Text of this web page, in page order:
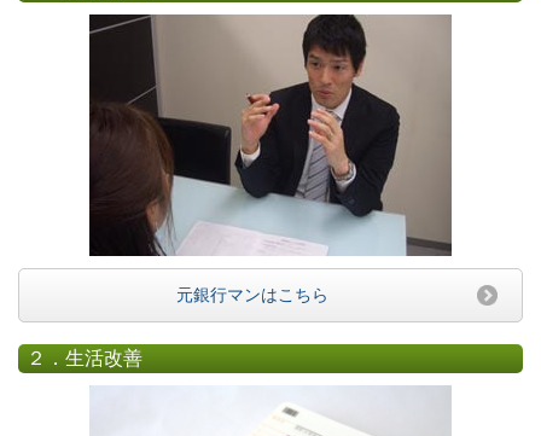
元銀行マンはこちら
２．生活改善